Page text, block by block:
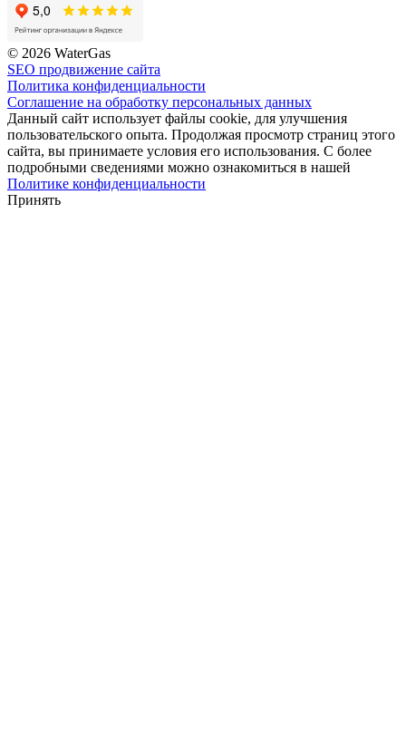
© 2026 WaterGas
SEO продвижение сайта
Политика конфиденциальности
Соглашение на обработку персональных данных
Данный сайт использует файлы cookie, для улучшения
пользовательского опыта. Продолжая просмотр страниц этого
сайта, вы принимаете условия его использования. С более
подробными сведениями можно ознакомиться в нашей
Политике конфиденциальности
Принять